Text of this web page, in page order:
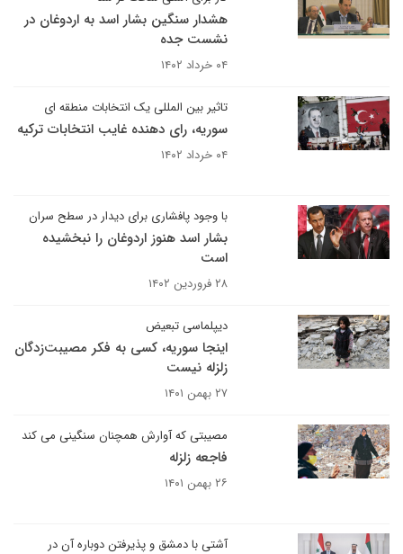
هشدار سنگین بشار اسد به اردوغان در
نشست جده
۰۴ خرداد ۱۴۰۲
تاثیر بین المللی یک انتخابات منطقه ای
سوریه، رای دهنده غایب انتخابات ترکیه
۰۴ خرداد ۱۴۰۲
با وجود پافشاری برای دیدار در سطح سران
بشار اسد هنوز اردوغان را نبخشیده
است
۲۸ فروردین ۱۴۰۲
دیپلماسی تبعیض
اینجا سوریه، کسی به فکر مصیبت‌زدگان
زلزله نیست
۲۷ بهمن ۱۴۰۱
مصیبتی که آوارش همچنان سنگینی می کند
فاجعه زلزله
۲۶ بهمن ۱۴۰۱
آشتی با دمشق و پذیرفتن دوباره آن در